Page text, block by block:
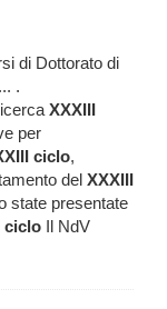
di Dottorato di
.
XXXIII
per
ciclo,
del XXXIII
state presentate
ciclo Il NdV